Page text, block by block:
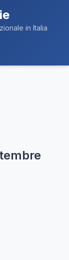
in Italia